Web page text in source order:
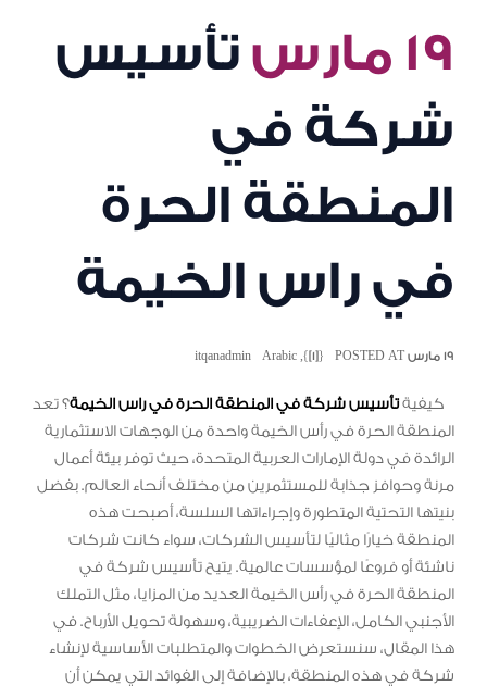
١٩ مارس
تأسيس
شركة في
المنطقة الحرة
في راس الخيمة
١٩ مارس POSTED AT {[1]}
,
Arabic
itqanadmin
كيفيةتأسيس شركة في المنطقة الحرة في راس الخيمة؟ تعد
المنطقة الحرة في رأس الخيمة واحدة من الوجهات الاستثمارية
الرائدة في دولة الإمارات العربية المتحدة، حيث توفر بيئة أعمال
مرنة وحوافز جذابة للمستثمرين من مختلف أنحاء العالم. بفضل
بنيتها التحتية المتطورة وإجراءاتها السلسة، أصبحت هذه
المنطقة خيارًا مثاليًا لتأسيس الشركات، سواء كانت شركات
ناشئة أو فروعًا لمؤسسات عالمية. يتيح تأسيس شركة في
المنطقة الحرة في رأس الخيمة العديد من المزايا، مثل التملك
الأجنبي الكامل، الإعفاءات الضريبية، وسهولة تحويل الأرباح. في
هذا المقال، سنستعرض الخطوات والمتطلبات الأساسية لإنشاء
شركة في هذه المنطقة، بالإضافة إلى الفوائد التي يمكن أن